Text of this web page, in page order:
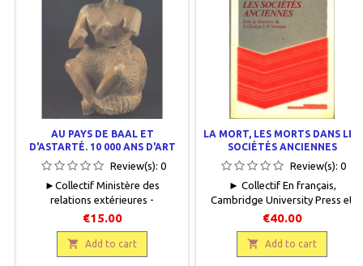
AU PAYS DE BAAL ET
D'ASTARTÉ. 10 000 ANS D'ART
EN SYRIE
Review(s): 0
► Collectif Ministère des
relations extérieures -
Association Française d'action
artistique , 1983 , 21 x 27, 320
pages , broché , occasion.Bon
état. Bords de couverture
€15.00
 Add to cart
LA MORT, LES MORTS DANS LES
SOCIÉTÉS ANCIENNES
Review(s): 0
► Collectif En français,
Cambridge University Press et
Editions de la Maison des
Sciences de L'Homme, 1982, 16 x
25, 505 pages, relié, occasion.
Bon état. Toilé vert olive avec
€40.00
 Add to cart